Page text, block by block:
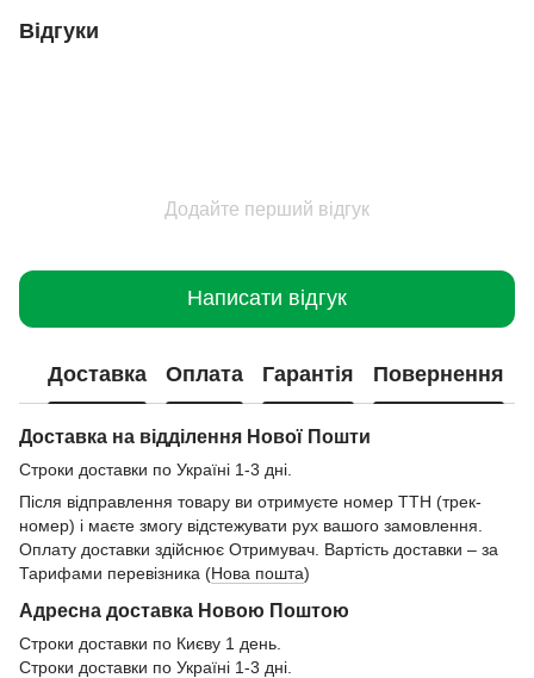
Відгуки
Додайте перший відгук
Написати відгук
Доставка Оплата Гарантія Повернення
Доставка на відділення Нової Пошти
Строки доставки по Україні 1-3 дні.
Після відправлення товару ви отримуєте номер ТТН (трек-
номер) і маєте змогу відстежувати рух вашого замовлення.
Оплату доставки здійснює Отримувач. Вартість доставки – за
Тарифами перевізника (Нова пошта)
Адресна доставка Новою Поштою
Строки доставки по Києву 1 день.
Строки доставки по Україні 1-3 дні.